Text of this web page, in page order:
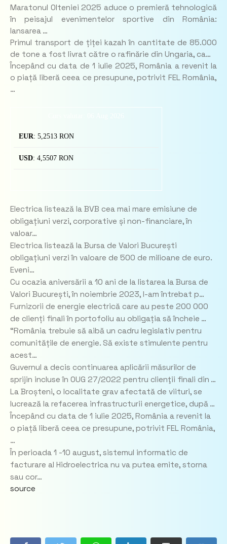
Maratonul Olteniei 2025 aduce o premieră tehnologică
în peisajul evenimentelor sportive din România:
lansarea …
Primul transport de țiței kazah în cantitate de 85.000
de tone a fost livrat către o rafinărie din Ungaria, ca…
Începând cu data de 1 iulie 2025, România a revenit la
o piață liberă ceea ce presupune, potrivit FEL România,
…
EUR: 5,2513 RON
USD: 4,5507 RON
Electrica listează la BVB cea mai mare emisiune de
obligațiuni verzi, corporative și non-financiare, în
valoar…
Electrica listează la Bursa de Valori București
obligațiuni verzi în valoare de 500 de milioane de euro.
Eveni…
Cu ocazia aniversării a 10 ani de la listarea la Bursa de
Valori București, în noiembrie 2023, l-am întrebat p…
Furnizorii de energie electrică care au peste 200 000
de clienți finali în portofoliu au obligația să încheie …
“România trebuie să aibă un cadru legislativ pentru
comunitățile de energie. Să existe stimulente pentru
acest…
Guvernul a decis continuarea aplicării măsurilor de
sprijin incluse în OUG 27/2022 pentru clienţii finali din …
La Broșteni, o localitate grav afectată de viituri, se
lucrează la refacerea infrastructurii energetice, după …
Începând cu data de 1 iulie 2025, România a revenit la
o piață liberă ceea ce presupune, potrivit FEL România,
…
În perioada 1 -10 august, sistemul informatic de
facturare al Hidroelectrica nu va putea emite, storna
sau cor…
source